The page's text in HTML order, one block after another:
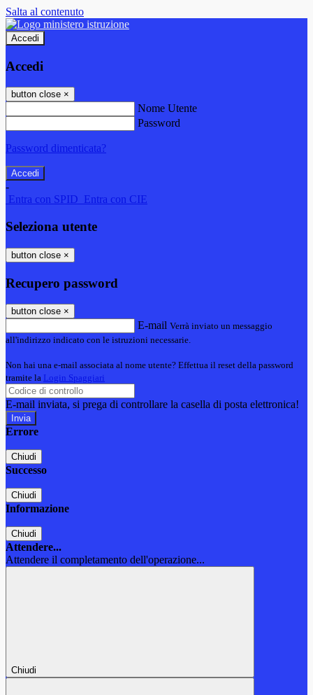
Salta al contenuto
Accedi
Accedi
button close ×
Nome Utente
Password
Password dimenticata?
-
Entra con SPID Entra con CIE
Seleziona utente
button close ×
Recupero password
button close ×
E-mail Verrà inviato un messaggio
all'indirizzo indicato con le istruzioni necessarie.
Non hai una e-mail associata al nome utente? Effettua il reset della password
tramite la Login Spaggiari
E-mail inviata, si prega di controllare la casella di posta elettronica!
Errore
Chiudi
Successo
Chiudi
Informazione
Chiudi
Attendere...
Attendere il completamento dell'operazione...
Chiudi